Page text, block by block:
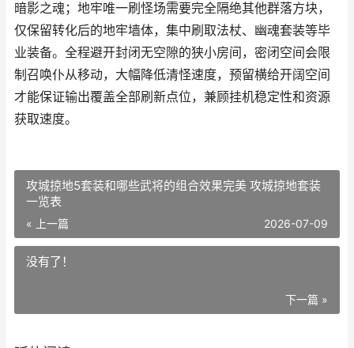
暗影之魂；地牢唯一刷怪场需要完全隔绝其他群落方块，
仅保留转化后的地牢墙体，集中刷取法杖、幽魂套装等毕
业装备。全程避开封闭无空隙的狭小房间，密闭空间会限
制召唤仆从移动，大幅降低清怪速度，预留横给开阔空间
才能保证输出覆盖全部刷新点位，兼顾挂机稳定性和资源
获取速度。
攻城掠地5套装和哪些武将的组合效果完美 攻城掠地套装
一览表
« 上一篇 2026-07-09
没有了！
下一篇 »